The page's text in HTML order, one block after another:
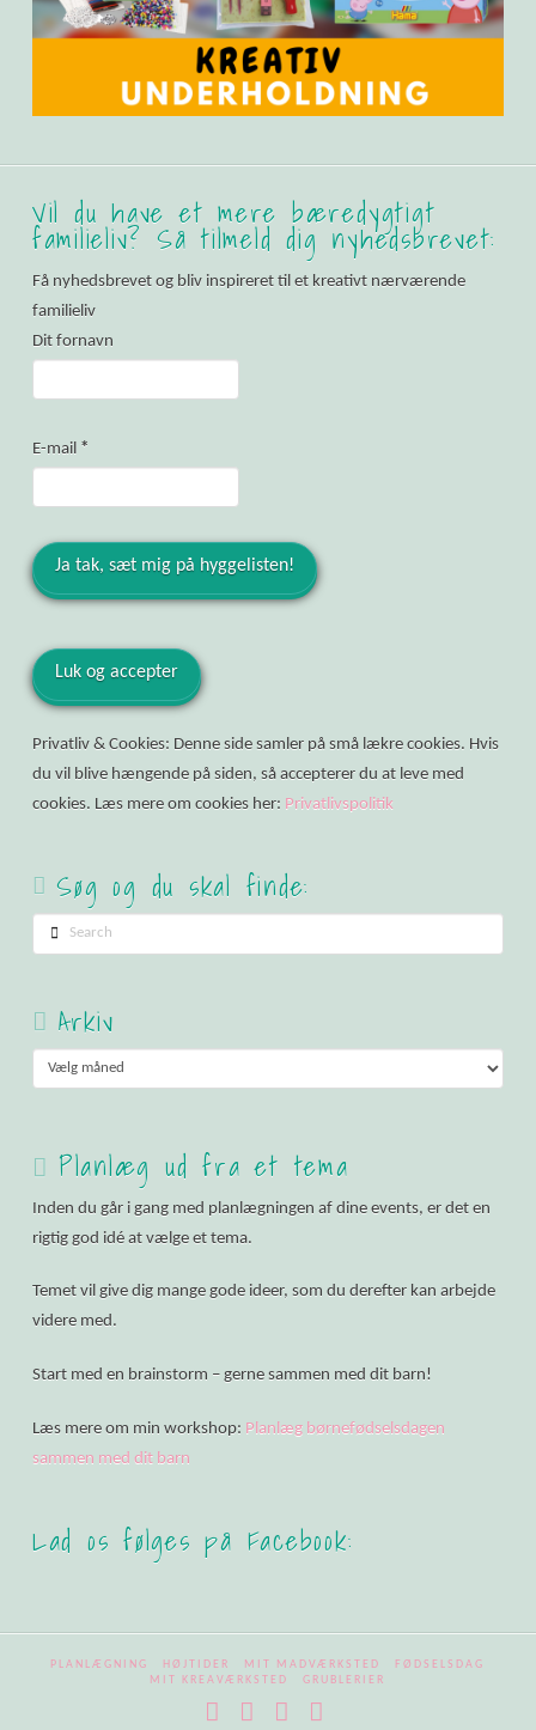
Vil du have et mere bæredygtigt
familieliv? Så tilmeld dig nyhedsbrevet:
Få nyhedsbrevet og bliv inspireret til et kreativt nærværende
familieliv
Dit fornavn
E-mail *
Privatliv & Cookies: Denne side samler på små lækre cookies. Hvis
du vil blive hængende på siden, så accepterer du at leve med
cookies. Læs mere om cookies her: Privatlivspolitik
Søg og du skal finde:
Search
Arkiv
Arkiv
Planlæg ud fra et tema
Inden du går i gang med planlægningen af dine events, er det en
rigtig god idé at vælge et tema.
Temet vil give dig mange gode ideer, som du derefter kan arbejde
videre med.
Start med en brainstorm – gerne sammen med dit barn!
Læs mere om min workshop: Planlæg børnefødselsdagen
sammen med dit barn
Lad os følges på Facebook:
PLANLÆGNING HØJTIDER MIT MADVÆRKSTED
FØDSELSDAG
MIT KREAVÆRKSTED
GRUBLERIER